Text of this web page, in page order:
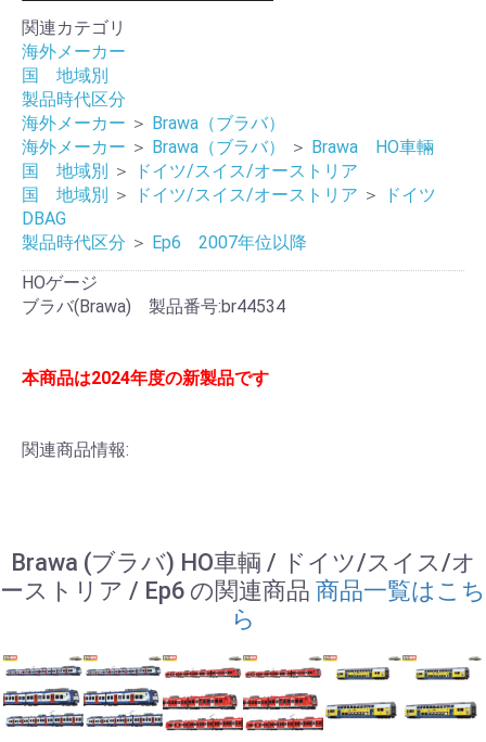
関連カテゴリ
海外メーカー
国 地域別
製品時代区分
海外メーカー ＞ Brawa（ブラバ）
海外メーカー ＞ Brawa（ブラバ） ＞ Brawa HO車輛
国 地域別 ＞
ドイツ/スイス/オーストリア
国 地域別 ＞ ドイツ/スイス/オーストリア ＞
ドイツ
DBAG
製品時代区分 ＞ Ep6 2007年位以降
HOゲージ
ブラバ(Brawa) 製品番号:br44534
本商品は2024年度の新製品です
関連商品情報:
Brawa (ブラバ) HO車輌 / ドイツ/スイス/オ
ーストリア / Ep6 の関連商品 商品一覧はこち
ら